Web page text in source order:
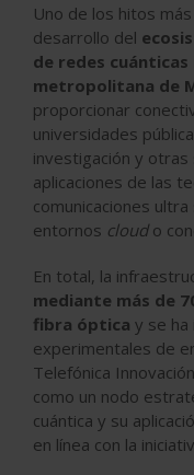
Uno de los hitos
desarrollo del
de redes
metropolitana de
proporcionar
universidades
investigación y
aplicaciones de las
comunicaciones
entornos cloudo
En total, la
mediante más de
fibra óptica y se
experimentales de
Telefónica
como un nodo
cuántica y su
en línea con la